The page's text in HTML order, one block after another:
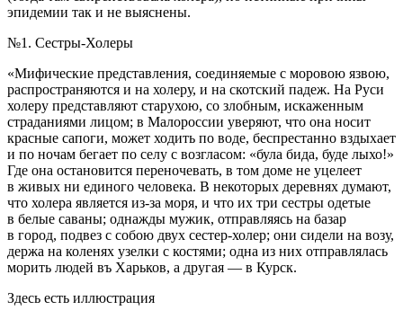
эпидемии так и не выяснены.
№1. Сестры-Холеры
«Мифические представления, соединяемые с моровою язвою,
распространяются и на холеру, и на скотский падеж. На Руси
холеру представляют старухою, со злобным, искаженным
страданиями лицом; в Малороссии уверяют, что она носит
красные сапоги, может ходить по воде, беспрестанно вздыхает
и по ночам бегает по селу с возгласом: «була бида, буде лыхо!»
Где она остановится переночевать, в том доме не уцелеет
в живых ни единого человека. В некоторых деревнях думают,
что холера является из-за моря, и что их три сестры одетые
в белые саваны; однажды мужик, отправляясь на базар
в город, подвез с собою двух сестер-холер; они сидели на возу,
держа на коленях узелки с костями; одна из них отправлялась
морить людей въ Харьков, а другая — в Курск.
Здесь есть иллюстрация